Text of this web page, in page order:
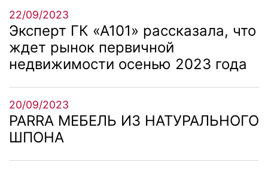
22/09/2023
Эксперт ГК «А101» рассказала, что
ждет рынок первичной
недвижимости осенью 2023 года
20/09/2023
PARRA МЕБЕЛЬ ИЗ НАТУРАЛЬНОГО
ШПОНА